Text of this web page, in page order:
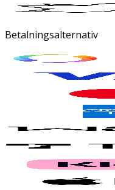
Betalningsalternativ